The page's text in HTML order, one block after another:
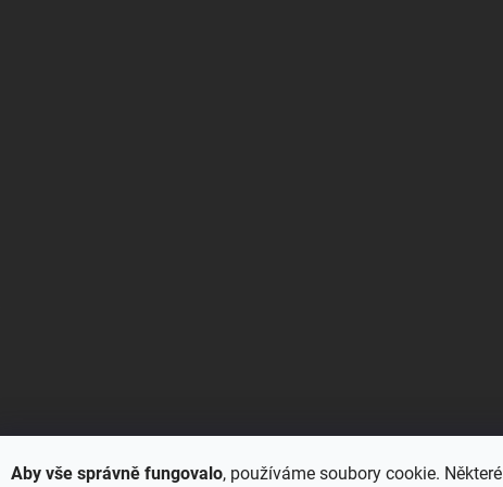
Aby vše správně fungovalo, používáme soubory cookie. Některé